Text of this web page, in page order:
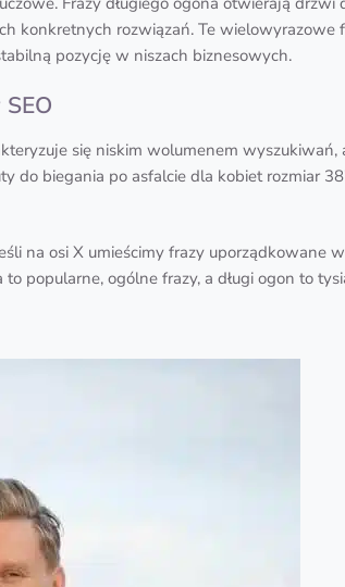
konkretnych rozwiązań. Te
pozycję w niszach biznesowych.
się niskim wolumenem
do biegania po asfalcie dla kobiet rozmiar
na osi X umieścimy frazy uporządkowane
popularne, ogólne frazy, a długi ogon to